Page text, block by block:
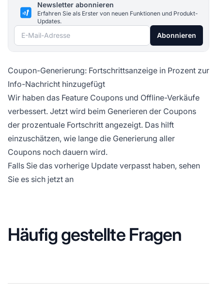
Newsletter abonnieren
Erfahren Sie als Erster von neuen Funktionen und Produkt-
Updates.
E-Mail-Adresse Abonnieren
Coupon-Generierung: Fortschrittsanzeige in Prozent zur
Info-Nachricht hinzugefügt
Wir haben das Feature Coupons und Offline-Verkäufe
verbessert. Jetzt wird beim Generieren der Coupons
der prozentuale Fortschritt angezeigt. Das hilft
einzuschätzen, wie lange die Generierung aller
Coupons noch dauern wird.
Falls Sie das vorherige Update verpasst haben, sehen
Sie es sich jetzt an
Häufig gestellte Fragen